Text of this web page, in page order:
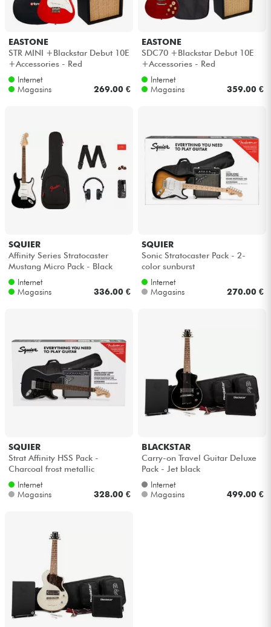
EASTONE
STR MINI +Blackstar Debut 10E
+Accessories - Red
Internet
Magasins
269.00 €
EASTONE
SDC70 +Blackstar Debut 10E
+Accessories - Red
Internet
Magasins
359.00 €
SQUIER
Affinity Series Stratocaster
Mustang Micro Pack - Black
Internet
Magasins
336.00 €
SQUIER
Sonic Stratocaster Pack - 2-
color sunburst
Internet
Magasins
270.00 €
SQUIER
Strat Affinity HSS Pack -
Charcoal frost metallic
Internet
Magasins
328.00 €
BLACKSTAR
Carry-on Travel Guitar Deluxe
Pack - Jet black
Internet
Magasins
499.00 €